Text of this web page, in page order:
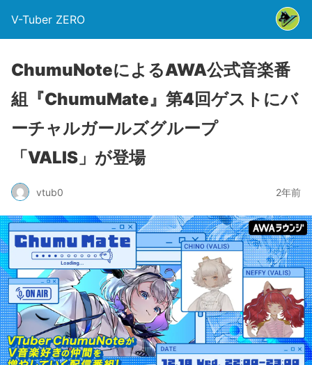
V-Tuber ZERO
ChumuNoteによるAWA公式音楽番
組『ChumuMate』第4回ゲストにバ
ーチャルガールズグループ
「VALIS」が登場
vtub0 2年前